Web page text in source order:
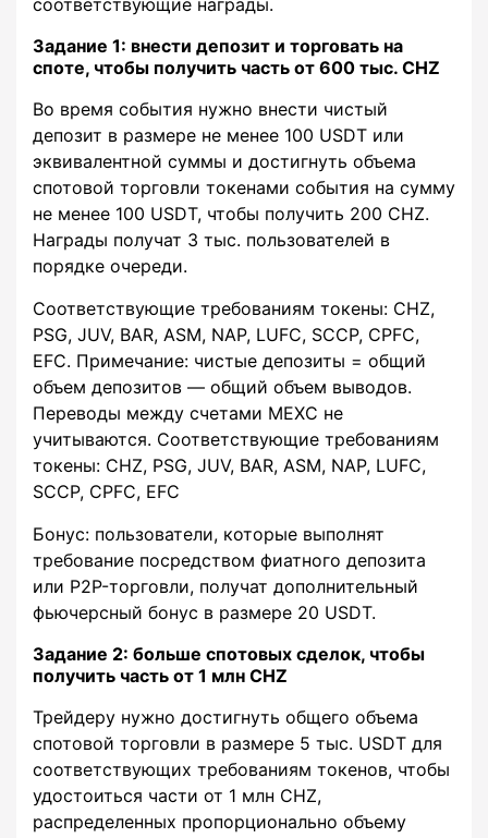
соответствующие награды.
Задание 1: внести депозит и торговать на
споте, чтобы получить часть от 600 тыс. CHZ
Во время события нужно внести чистый
депозит в размере не менее 100 USDT или
эквивалентной суммы и достигнуть объема
спотовой торговли токенами события на сумму
не менее 100 USDT, чтобы получить 200 CHZ.
Награды получат 3 тыс. пользователей в
порядке очереди.
Соответствующие требованиям токены: CHZ,
PSG, JUV, BAR, ASM, NAP, LUFC, SCCP, CPFC,
EFC. Примечание: чистые депозиты = общий
объем депозитов — общий объем выводов.
Переводы между счетами MEXC не
учитываются. Соответствующие требованиям
токены: CHZ, PSG, JUV, BAR, ASM, NAP, LUFC,
SCCP, CPFC, EFC
Бонус: пользователи, которые выполнят
требование посредством фиатного депозита
или P2P-торговли, получат дополнительный
фьючерсный бонус в размере 20 USDT.
Задание 2: больше спотовых сделок, чтобы
получить часть от 1 млн CHZ
Трейдеру нужно достигнуть общего объема
спотовой торговли в размере 5 тыс. USDT для
соответствующих требованиям токенов, чтобы
удостоиться части от 1 млн CHZ,
распределенных пропорционально объему